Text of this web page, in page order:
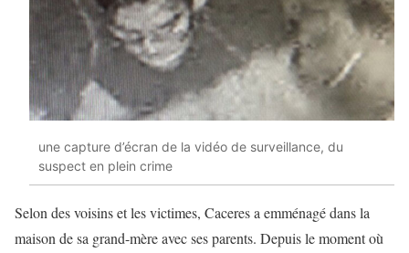
une capture d’écran de la vidéo de surveillance, du
suspect en plein crime
Selon des voisins et les victimes, Caceres a emménagé dans la
maison de sa grand-mère avec ses parents. Depuis le moment où